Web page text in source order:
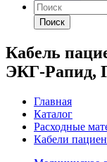
Поиск
Кабель
ЭКГ-Рапид,
Главная
Каталог
Расходные
Кабели